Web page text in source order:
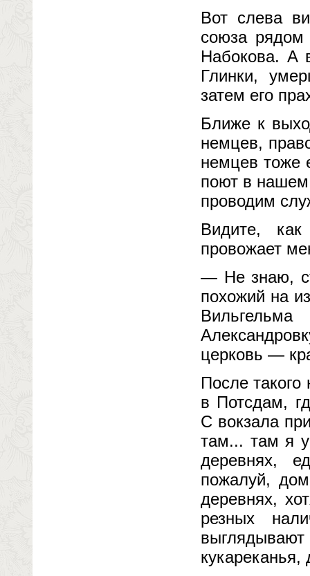
Вот слева
союза рядом
Набокова. А
Глинки,
затем его
Ближе к
немцев,
немцев тоже
поют в нашем
проводим
Видите,
провожает
— Не знаю,
похожий на
церковь —
После такого
в Потсдам,
С вокзала
там... там я
деревнях,
пожалуй,
деревнях,
резных
кукареканья,